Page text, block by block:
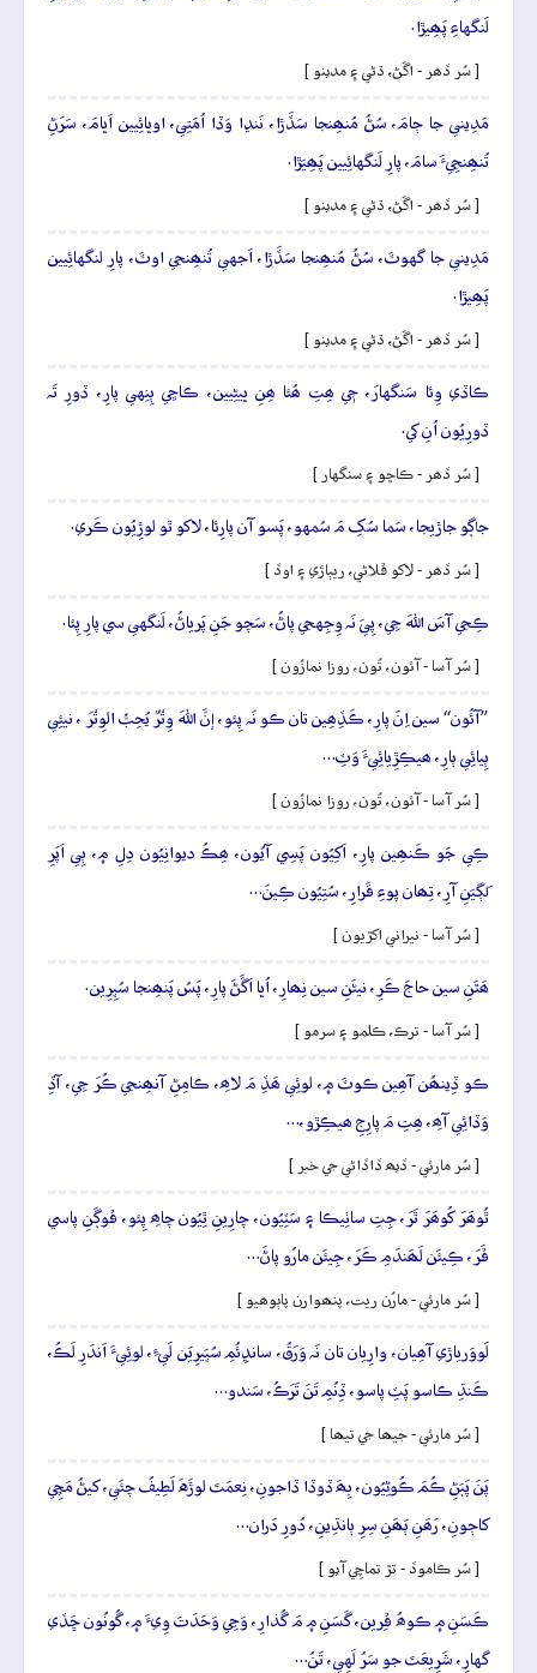
لَنگهاءِ پَھِيڙا.
[ سُر ڏھر - اڱڻ، ڌڻي ۽ مدينو ]
مَدِيني جا ڄامَ، سُڻُ مُنھِنجا سَڏَڙا، نَنڍا وَڏا اُمَتِي، اوڀائِيين اَڀامَ، سَرَڻِ
تُنھِنجِيءَ سامَ، پارِ لَنگهائِيين پَھِيَڙا.
[ سُر ڏھر - اڱڻ، ڌڻي ۽ مدينو ]
مَدِيني جا گهوٽَ، سُڻُ مُنھِنجا سَڏَڙا، اَجهي تُنھِنجي اوٽَ، پارِ لنگهائِيين
پَھِيڙا.
[ سُر ڏھر - اڱڻ، ڌڻي ۽ مدينو ]
ڪاڏي وِئا سَنگهارَ، جٖي ھِتِ ھُئا ھِنِ ڀيڻِيين، ڪاڇي ٻِنِهي پارِ، ڏورِ تَہ
ڏورِيُون اُنِ کي.
[ سُر ڏھر - ڪاڇو ۽ سنگهار ]
جاڳو جاڙيجا، سَما سُکِ مَ سُمهو، پَسو آن پارِئا، لاکو ٿو لوڙِيُون ڪَري.
[ سُر ڏھر - لاکو ڦلاڻي، ريٻاڙي ۽ اوڏ ]
ڪِجي آسَ اللهَ جِي، پِيَ نَہ وِجِهجي پاڻُ، سَچو جَنِ پَرياڻُ، لَنگهي سي پارِ پِئا.
[ سُر آسا - آئون، تُون، روزا نمازُون ]
”آئُون“ سين اِنَ پارِ، ڪَڏِھِين تان ڪو نَہ پِئو، إنَّ اللهَ وِتْرٌ يُحِبُّ الوِتْرَ ، نيئِي
ٻِيائِي ٻارِ، ھيڪِڙِيائِيءَ وَٽِ…
[ سُر آسا - آئون، تُون، روزا نمازُون ]
ڪِي جَو ڪَنھِين پارِ، اَکِيُون پَسِي آيُون، ھِڪُ ديوانِيُون دِلِ ۾، ٻِي اَپَرِ
لَڳيَنِ آرِ، تِھان پوءِ قَرارِ، سُتِيُون ڪِينَ…
[ سُر آسا - نيراني اکڙيون ]
ھَٿَنِ سين حاجَ ڪَرِ، نيڻَنِ سين نِھارِ، اُڀا اَڱَڻَ پارِ، پَسُ پَنھِنجا سُپِرِين.
[ سُر آسا - ترڪ، ڪلمو ۽ سرمو ]
ڪو ڏِينھُن آھِين ڪوٽَ ۾، لوئِي ھَڏِ مَ لاھِ، ڪامِڻِ آنھِنجي ڪُرَ جِي، آڏِ
وَڏائِي آھِ، ھِتِ مَ پارِجِ ھيڪِڙو،…
[ سُر مارئي - ڏيھ ڏاڏاڻي جي خبر ]
ٿُوھَرَ کُوھَرَ ٿَرَ، جِتِ ساٺِيڪا ۽ سَٽِيُون، چارِينِ ٿِيُون چاھِ پِئو، ڦوڳَنِ پاسي
ڦَرَ، ڪِيئَن لَھَندَمِ ڪَرَ، جِيئَن مارُو پاڻَ…
[ سُر مارئي - مارُن ريت، پنھوارن پاٻوھيو ]
لَووَرياڙي آھِيان، وارِيان تان نَہ وَرَقُ، سانڍِئُمِ سُپَيرِيَن لَيءِ، لوئِيءَ اَندَرِ لَڪُ،
ڪَنڌِ ڪاسو پَٽِ پاسو، ڏِنُمِ تَنَ تَرَڪُ، سَندو…
[ سُر مارئي - جيھا جي تيھا ]
پَنَ پَٻَڻِ ڪُمَ ڪُوڻِيُون، بِھَ ڏوڏا ڏاجونِ، نِعمَتَ لوڙَهَ لَطِيفُ چئَي، کيڻُ مَڇِي
کاڄونِ، رَھَنِ ٻَھَنِ سِرِ ٻانڌِينِ، دُورِ دَران…
[ سُر ڪاموڏ - تڙ تماچِي آيو ]
ڪَسَنِ ۾ ڪوھُ ڦِرين، گَسَنِ ۾ مَ گُذارِ، وَڃِي وَحَدَتَ وِيءَ ۾، گُونُون ڇَڏي
گهارِ، شَرِيعَتَ جو سَرُ لَهِي، تَنُ…